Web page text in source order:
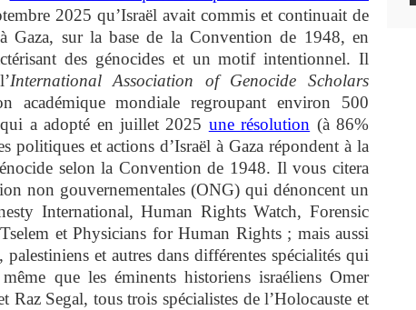
2025 qu’Israël avait commis et continuait de
Gaza, sur la base de la Convention de 1948, en
des génocides et un motif intentionnel. Il
International Association of Genocide Scholars
académique mondiale regroupant environ 500
a adopté en juillet 2025 une résolution (à 86%
politiques et actions d’Israël à Gaza répondent à la
selon la Convention de 1948. Il vous citera
non gouvernementales (ONG) qui dénoncent un
International, Human Rights Watch, Forensic
et Physicians for Human Rights ; mais aussi
palestiniens et autres dans différentes spécialités qui
que les éminents historiens israéliens Omer
Segal, tous trois spécialistes de l’Holocauste et